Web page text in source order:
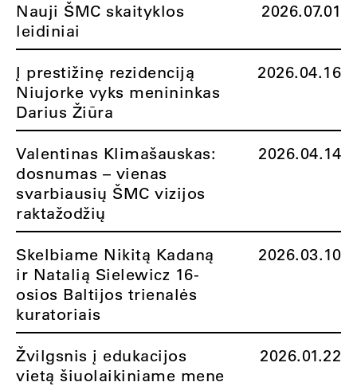
Nauji ŠMC skaityklos
leidiniai
2026.07.01
Į prestižinę rezidenciją
Niujorke vyks menininkas
Darius Žiūra
2026.04.16
Valentinas Klimašauskas:
dosnumas – vienas
svarbiausių ŠMC vizijos
raktažodžių
2026.04.14
Skelbiame Nikitą Kadaną
ir Natalią Sielewicz 16-
osios Baltijos trienalės
kuratoriais
2026.03.10
Žvilgsnis į edukacijos
vietą šiuolaikiniame mene
2026.01.22